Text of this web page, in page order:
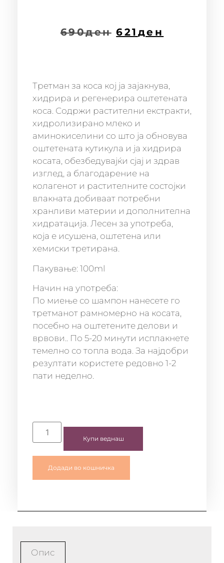
690ден 621 ден
Третман за коса кој ja зајакнува,
хидрира и регенерира оштетената
коса. Содржи растителни екстракти,
хидролизиранo млеко и
аминокиселини со што ја обновува
оштетената кутикула и ја хидрира
косата, обезбедувајќи сјај и здрав
изглед, а благодарение на
колагенот и растителните состојки
влакната добиваат потребни
хранливи материи и дополнителна
хидратација. Лесен за употреба,
која е исушена, оштетена или
хемиски третирана.
Пакување: 100ml
Начин на употреба:
По миење со шампон нанесете го
третманот рамномерно на косата,
посебно на оштетените делови и
врвови.. По 5-20 минути исплакнете
темелно со топла вода. За најдобри
резултати користете редовно 1-2
пати неделно.
Купи веднаш
Додади во кошничка
Опис